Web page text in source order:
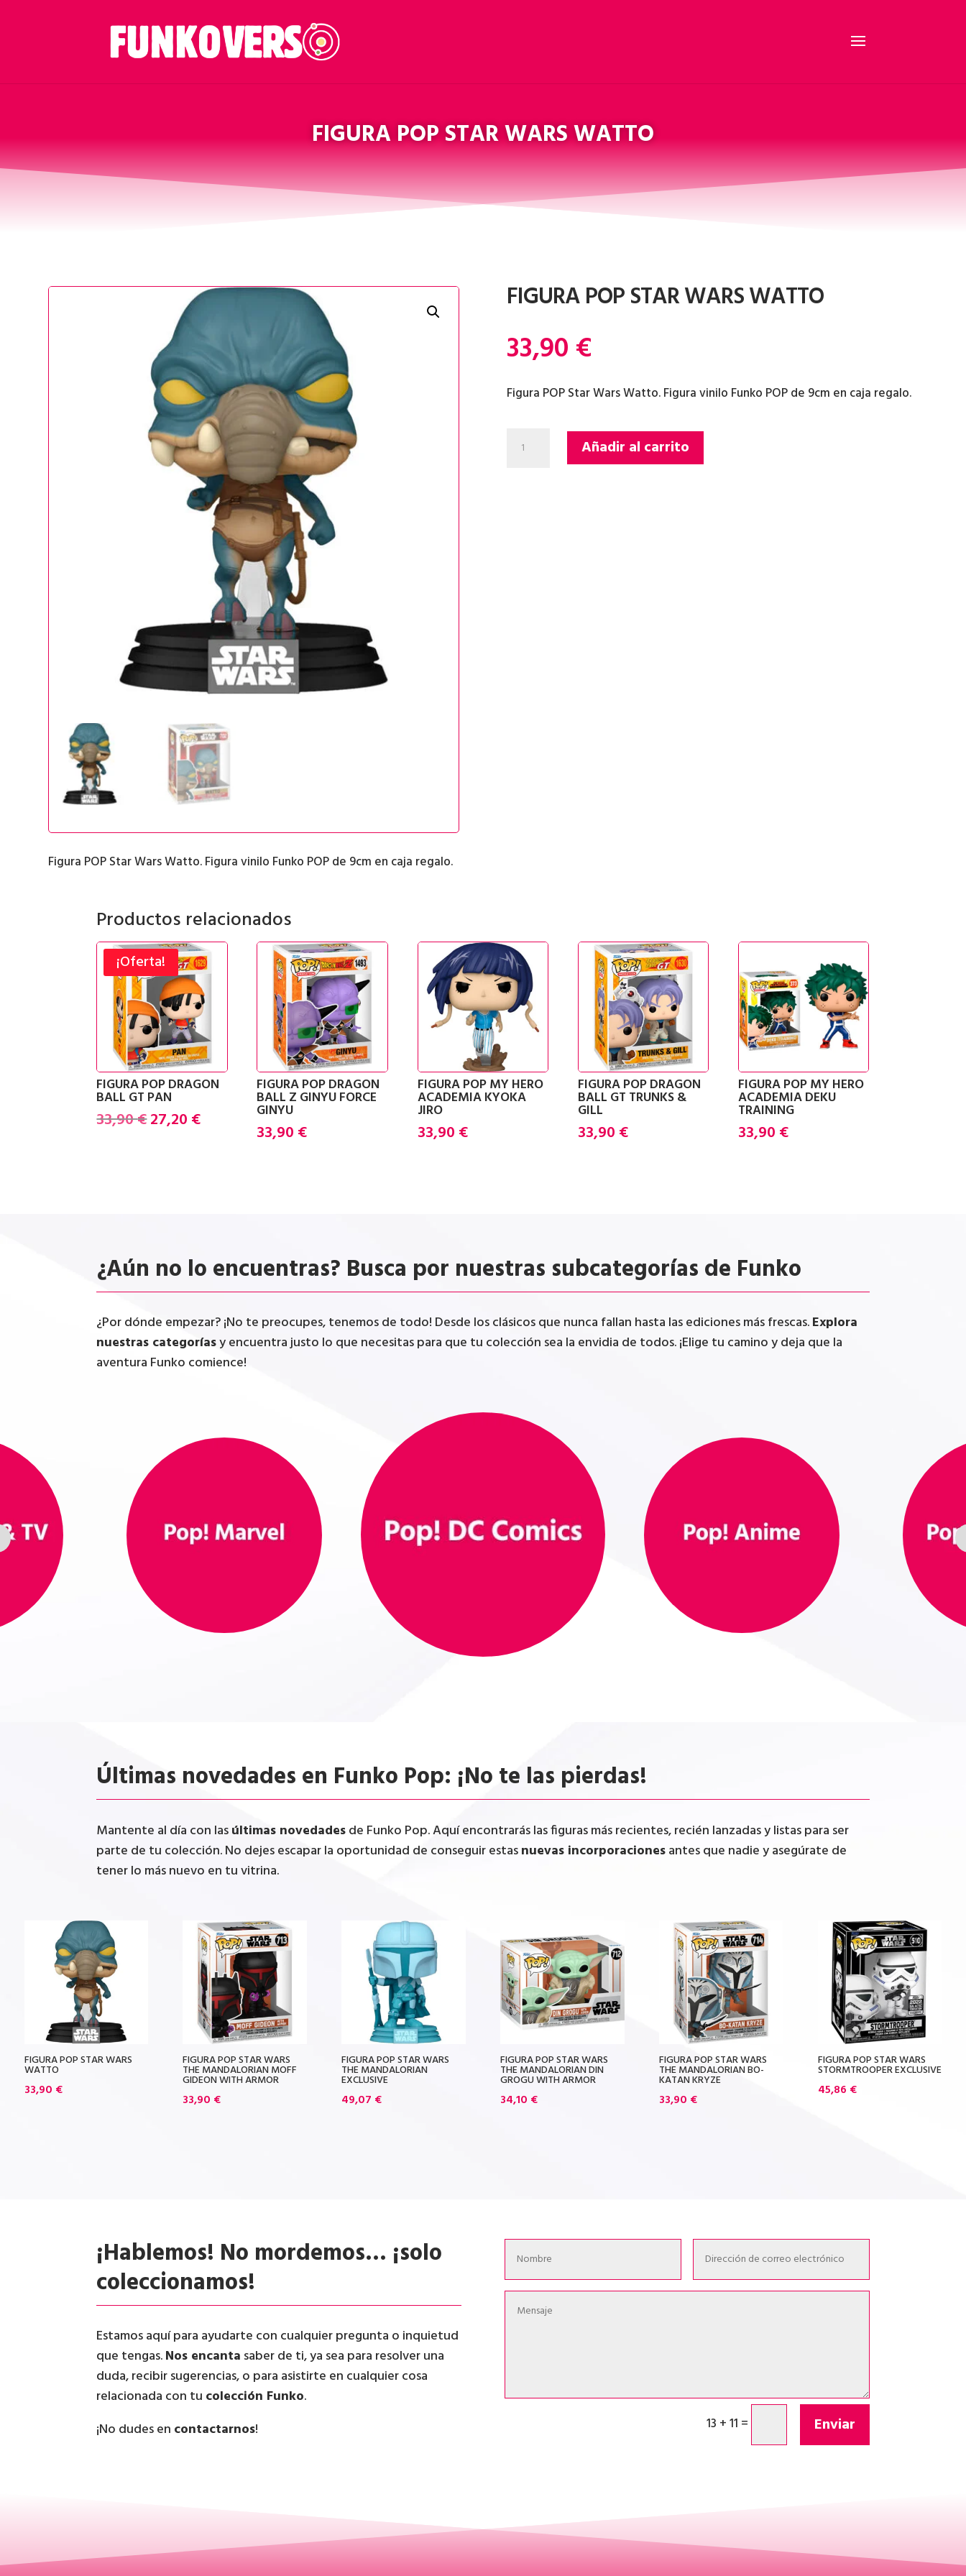
FIGURA POP STAR WARS WATTO
FIGURA POP STAR WARS WATTO
33,90€
Figura POP Star Wars Watto. Figura vinilo Funko POP de 9cm en caja regalo.
POP
Añadir al carrito
Figura POP Star Wars Watto. Figura vinilo Funko POP de 9cm en caja regalo.
Productos relacionados
¡Oferta!
FIGURA POP DRAGON
BALL GT PAN
33,90€El
27,20 €El
FIGURA POP DRAGON
BALL Z GINYU FORCE
GINYU
33,90 €
FIGURA POP MY HERO
ACADEMIA KYOKA
JIRO
33,90 €
FIGURA POP DRAGON
BALL GT TRUNKS &
GILL
33,90 €
FIGURA POP MY HERO
ACADEMIA DEKU
TRAINING
33,90 €
¿Aún no lo encuentras? Busca por nuestras subcategorías de Funko
¿Por dónde empezar? ¡No te preocupes, tenemos de todo! Desde los clásicos que nunca fallan hasta las ediciones más frescas.Explora
nuestras categoríasy encuentra justo lo que necesitas para que tu colección sea la envidia de todos. ¡Elige tu camino y deja que la
aventura Funko comience!
Últimas novedades en Funko Pop: ¡No te las pierdas!
Mantente al día con lasúltimas novedadesde Funko Pop. Aquí encontrarás las figuras más recientes, recién lanzadas y listas para ser
parte de tu colección. No dejes escapar la oportunidad de conseguir estasnuevas incorporacionesantes que nadie y asegúrate de
tener lo más nuevo en tu vitrina.
FIGURA POP STAR WARS
WATTO
33,90 €
FIGURA POP STAR WARS
THE MANDALORIAN MOFF
GIDEON WITH ARMOR
33,90 €
FIGURA POP STAR WARS
THE MANDALORIAN
EXCLUSIVE
49,07 €
FIGURA POP STAR WARS
THE MANDALORIAN DIN
GROGU WITH ARMOR
34,10 €
FIGURA POP STAR WARS
THE MANDALORIAN BO-
KATAN KRYZE
33,90 €
FIGURA POP STAR WARS
STORMTROOPER EXCLUSIVE
45,86 €
¡Hablemos! No mordemos… ¡solo
coleccionamos!
Estamos aquí para ayudarte con cualquier pregunta o inquietud
que tengas.Nos encanta saber de ti, ya sea para resolver una
duda, recibir sugerencias, o para asistirte en cualquier cosa
relacionada con tu colección Funko.
¡No dudes en contactarnos! 13 + 11 = Enviar